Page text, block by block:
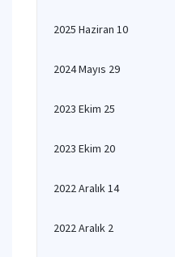
2025 Haziran 10
2024 Mayıs 29
2023 Ekim 25
2023 Ekim 20
2022 Aralık 14
2022 Aralık 2